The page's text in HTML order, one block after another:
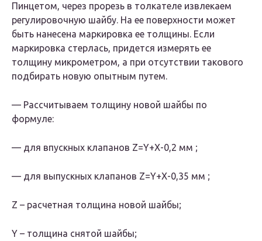
Пинцетом, через прорезь в толкателе извлекаем
регулировочную шайбу. На ее поверхности может
быть нанесена маркировка ее толщины. Если
маркировка стерлась, придется измерять ее
толщину микрометром, а при отсутствии такового
подбирать новую опытным путем.
— Рассчитываем толщину новой шайбы по
формуле:
— для впускных клапанов Z=Y+X-0,2 мм ;
— для выпускных клапанов Z=Y+X-0,35 мм ;
Z – расчетная толщина новой шайбы;
Y – толщина снятой шайбы;